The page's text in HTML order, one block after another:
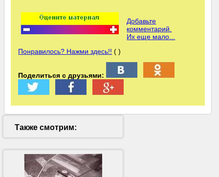
Добавьте
комментарий.
Их еще мало...
Понравилось? Нажми здесь!! ( )
Поделиться с друзьями:
Также смотрим: